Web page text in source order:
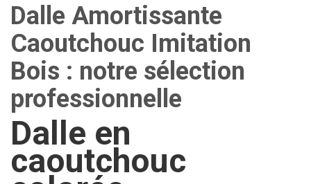
Dalle Amortissante
Caoutchouc Imitation
Bois : notre sélection
professionnelle
Dalle en
caoutchouc